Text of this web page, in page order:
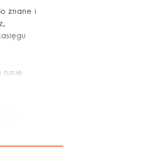
znane i
runie
albo